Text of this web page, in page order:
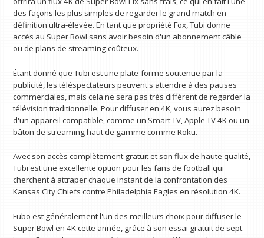
des façons les plus simples de regarder le grand match en
définition ultra-élevée. En tant que propriété Fox, Tubi donne
accès au Super Bowl sans avoir besoin d'un abonnement câble
ou de plans de streaming coûteux.
Étant donné que Tubi est une plate-forme soutenue par la
publicité, les téléspectateurs peuvent s'attendre à des pauses
commerciales, mais cela ne sera pas très différent de regarder la
télévision traditionnelle. Pour diffuser en 4K, vous aurez besoin
d'un appareil compatible, comme un Smart TV, Apple TV 4K ou un
bâton de streaming haut de gamme comme Roku.
Avec son accès complètement gratuit et son flux de haute qualité,
Tubi est une excellente option pour les fans de football qui
cherchent à attraper chaque instant de la confrontation des
Kansas City Chiefs contre Philadelphia Eagles en résolution 4K.
Fubo est généralement l'un des meilleurs choix pour diffuser le
Super Bowl en 4K cette année, grâce à son essai gratuit de sept